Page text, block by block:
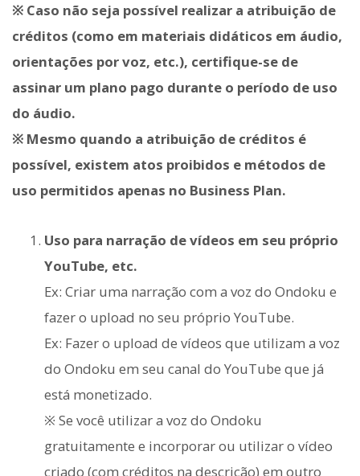
※ Caso não seja possível realizar a atribuição de
créditos (como em materiais didáticos em áudio,
orientações por voz, etc.), certifique-se de
assinar um plano pago durante o período de uso
do áudio.
※ Mesmo quando a atribuição de créditos é
possível, existem atos proibidos e métodos de
uso permitidos apenas no Business Plan.
Uso para narração de vídeos em seu próprio
YouTube, etc.
Ex: Criar uma narração com a voz do Ondoku e
fazer o upload no seu próprio YouTube.
Ex: Fazer o upload de vídeos que utilizam a voz
do Ondoku em seu canal do YouTube que já
está monetizado.
※ Se você utilizar a voz do Ondoku
gratuitamente e incorporar ou utilizar o vídeo
criado (com créditos na descrição) em outro